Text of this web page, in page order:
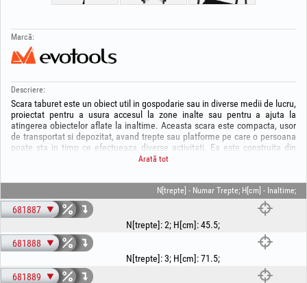
Marcă:
Descriere:
Scara taburet este un obiect util in gospodarie sau in diverse medii de lucru,
proiectat pentru a usura accesul la zone inalte sau pentru a ajuta la
atingerea obiectelor aflate la inaltime. Aceasta scara este compacta, usor
de transportat si depozitat, avand trepte sau platforme pe care o persoana
poate sta in timp ce efectueaza diverse activitati. Ea este construita din
materiale rezistente pentru a sustine greutatea utilizatorului in conditii de
precum reparatii casnice, curatenie sau acces la rafturile superioare ale
Arată tot
N[trepte] - Numar Trepte; H[cm] - Inaltime;
681887
N[trepte]:2; H[cm]:45.5;
681888
N[trepte]:3; H[cm]:71.5;
681889